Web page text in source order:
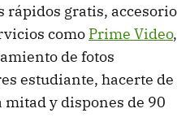
rápidos gratis, accesorio
como Prime Video,
de fotos
estudiante, hacerte de
mitad y dispones de 90